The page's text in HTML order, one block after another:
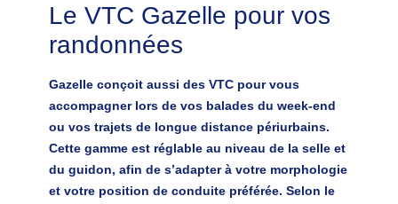
Le VTC Gazelle pour vos
randonnées
Gazelle conçoit aussi des VTC pour vous
accompagner lors de vos balades du week-end
ou vos trajets de longue distance périurbains.
Cette gamme est réglable au niveau de la selle et
du guidon, afin de s’adapter à votre morphologie
et votre position de conduite préférée. Selon le